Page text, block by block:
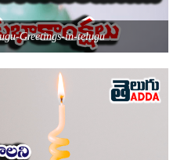
Greetings-in-telugu